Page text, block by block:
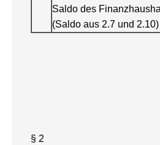
Saldo des
(Saldo aus 2.7 und
§ 2